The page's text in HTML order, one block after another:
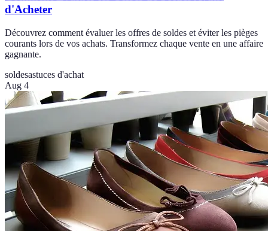
d'Acheter
Découvrez comment évaluer les offres de soldes et éviter les pièges
courants lors de vos achats. Transformez chaque vente en une affaire
gagnante.
soldesastuces d'achat
Aug 4